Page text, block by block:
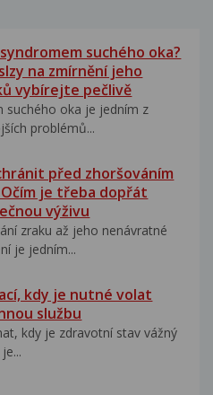
suchého oka?
na zmírnění jeho
vybírejte pečlivě
suchého oka je jedním z
problémů...
před zhoršováním
je třeba dopřát
výživu
zraku až jeho nenávratné
je jedním...
kdy je nutné volat
službu
kdy je zdravotní stav vážný